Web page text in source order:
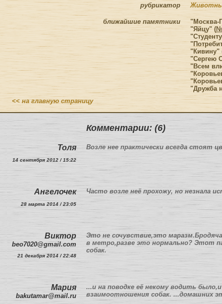
рубрикатор
ближайшие памятники
"Москва-
"Яйцу" (
"Кивину"
"Сергею
"Всем
"Дружба
<< на главную страницу
Комментарии: (6)
Толя
14 сентября 2012 / 15:22
Возле нее практически всегда стоят
Ангелочек
28 марта 2014 / 23:05
Часто возле неё прохожу, но незнала
Виктор
beo7020@gmail.com
21 декабря 2014 / 22:48
Это не сочувствие,это
в метро,разве это нормально? Этот
собак.
Мария
bakutamar@mail.ru
...и на поводке её некому водить
взаимоотношения собак. ...домашних